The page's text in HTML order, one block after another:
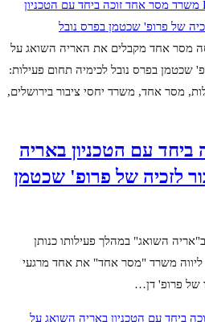
מסר אחד מקבלים את האריה השואג על
שכטמן בפרס נובל לכימיה תחום פעילות:
מסר אחד, משרד יחסי ציבור בירושלים,
עם הטכניון באריה
לזכיה של פרופ' שכטמן
השואג" במהלך פעילותו כנותן
ליווה משרד "מסר אחד" את אחד מרגעי
של פרופ' דן…
ביחד עם הטכניון באריה השואג על